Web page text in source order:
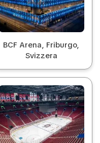
BCF Arena, Friburgo,
Svizzera